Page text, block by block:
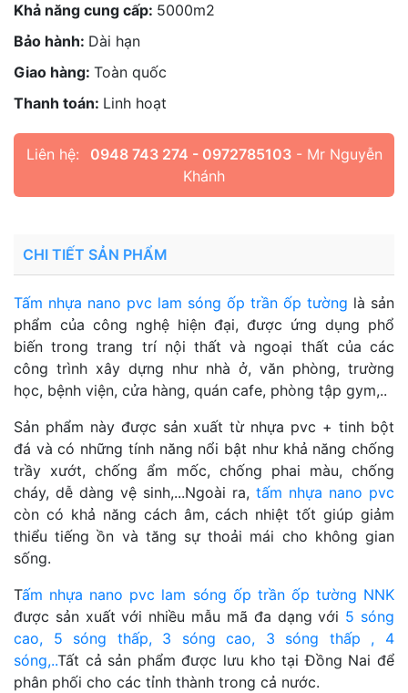
Khả năng cung cấp: 5000m2
Bảo hành: Dài hạn
Giao hàng: Toàn quốc
Thanh toán: Linh hoạt
Liên hệ: 0948 743 274 - 0972785103- Mr Nguyễn
Khánh
CHI TIẾT SẢN PHẨM
Tấm nhựa nano pvc lam sóng ốp trần ốp tường là sản
phẩm của công nghệ hiện đại, được ứng dụng phổ
biến trong trang trí nội thất và ngoại thất của các
công trình xây dựng như nhà ở, văn phòng, trường
học, bệnh viện, cửa hàng, quán cafe, phòng tập gym,..
Sản phẩm này được sản xuất từ nhựa pvc + tinh bột
đá và có những tính năng nổi bật như khả năng chống
trầy xướt, chống ẩm mốc, chống phai màu, chống
cháy, dễ dàng vệ sinh,...Ngoài ra, tấm nhựa nano pvc
còn có khả năng cách âm, cách nhiệt tốt giúp giảm
thiểu tiếng ồn và tăng sự thoải mái cho không gian
sống.
Tấm nhựa nano pvc lam sóng ốp trần ốp tường NNK
được sản xuất với nhiều mẫu mã đa dạng với 5 sóng
cao, 5 sóng thấp, 3 sóng cao, 3 sóng thấp , 4
sóng,..Tất cả sản phẩm được lưu kho tại Đồng Nai để
phân phối cho các tỉnh thành trong cả nước.